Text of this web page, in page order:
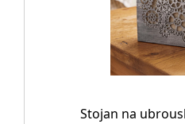
Stojan na